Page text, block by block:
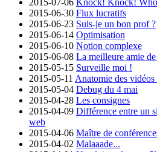
2015-06-30 Flux lucratifs
2015-06-23 Suis-je un bon prof ?
2015-06-14 Optimisation
2015-06-10 Notion complexe
2015-06-08 La meilleure amie
2015-05-15 Surveille moi !
2015-05-11 Anatomie des vidéos
2015-05-04 Debug du 4 mai
2015-04-28 Les consignes
2015-04-09 Différence entre un
web
2015-04-06 Maître de
2015-04-02 Malaaade...